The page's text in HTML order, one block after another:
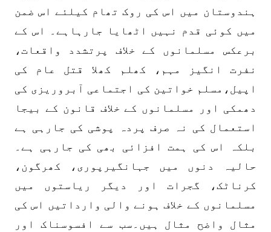
ہندوستان میں اس کی روک تھام کیلئے اس ضمن
میں کوئی قدم نہیں اٹھایا جارہاہے۔ اس کے
برعکس مسلمانوں کے خلاف پرتشدد واقعات،
نفرت انگیز مہم، کھلم کھلا قتل عام کی
اپیل،مسلم خواتین کی اجتماعی آبروریزی کی
دھمکی اور مسلمانوں کے خلاف قانون کے بیجا
استعمال کی نہ صرف پردہ پوشی کی جارہی ہے
بلکہ اس کی ہمت افزائی بھی کی جارہی ہے۔
حالیہ دنوں میں جہانگیرپوری، کھرگون،
کرناٹک، گجرات اور دیگر ریاستوں میں
مسلمانوں کے خلاف ہونے والی وارداتیں اس کی
مثال واضح مثال ہیں۔سب سے افسوسناک اور